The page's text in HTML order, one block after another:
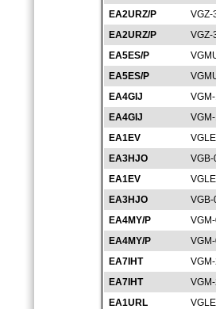
EA2URZ/P
VGZ-
EA2URZ/P
VGZ-
EA5ES/P
EA5ES/P
EA4GIJ
EA4GIJ
EA1EV
EA3HJO
EA1EV
EA3HJO
EA4MY/P
EA4MY/P
EA7IHT
EA7IHT
EA1URL